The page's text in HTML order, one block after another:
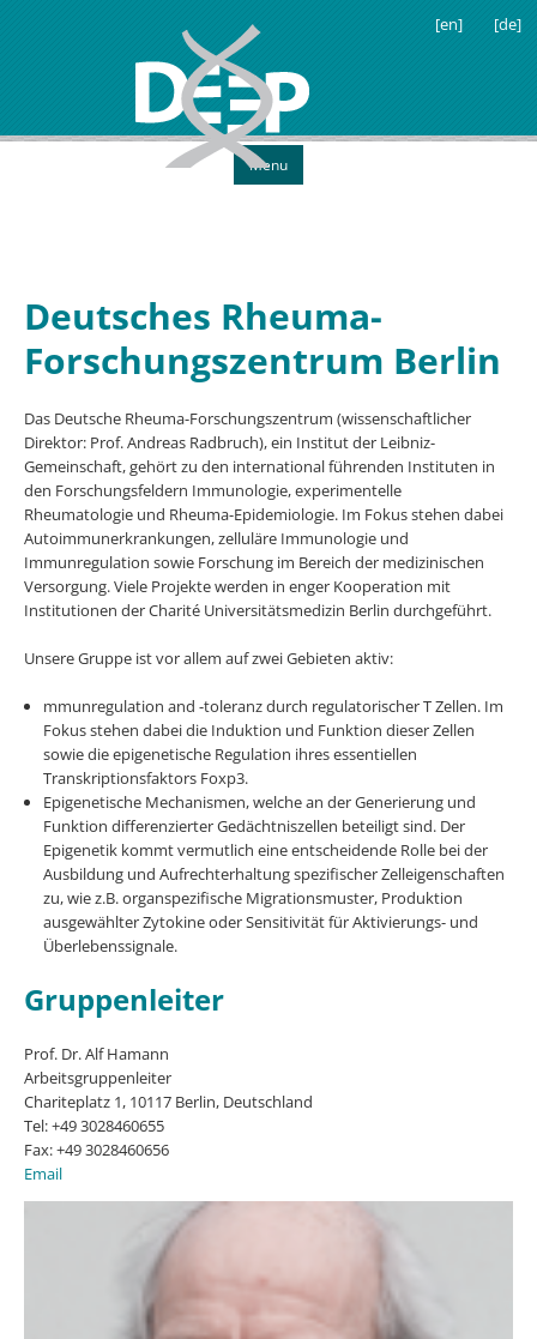
[en] [de]
Menu
Deutsches Rheuma-
Forschungszentrum Berlin
Das Deutsche Rheuma-Forschungszentrum (wissenschaftlicher
Direktor: Prof. Andreas Radbruch), ein Institut der Leibniz-
Gemeinschaft, gehört zu den international führenden Instituten in
den Forschungsfeldern Immunologie, experimentelle
Rheumatologie und Rheuma-Epidemiologie. Im Fokus stehen dabei
Autoimmunerkrankungen, zelluläre Immunologie und
Immunregulation sowie Forschung im Bereich der medizinischen
Versorgung. Viele Projekte werden in enger Kooperation mit
Institutionen der Charité Universitätsmedizin Berlin durchgeführt.
Unsere Gruppe ist vor allem auf zwei Gebieten aktiv:
mmunregulation and -toleranz durch regulatorischer T Zellen. Im
Fokus stehen dabei die Induktion und Funktion dieser Zellen
sowie die epigenetische Regulation ihres essentiellen
Transkriptionsfaktors Foxp3.
Epigenetische Mechanismen, welche an der Generierung und
Funktion differenzierter Gedächtniszellen beteiligt sind. Der
Epigenetik kommt vermutlich eine entscheidende Rolle bei der
Ausbildung und Aufrechterhaltung spezifischer Zelleigenschaften
zu, wie z.B. organspezifische Migrationsmuster, Produktion
ausgewählter Zytokine oder Sensitivität für Aktivierungs- und
Überlebenssignale.
Gruppenleiter
Prof. Dr. Alf Hamann
Arbeitsgruppenleiter
Chariteplatz 1, 10117 Berlin, Deutschland
Tel: +49 3028460655
Fax: +49 3028460656
Email